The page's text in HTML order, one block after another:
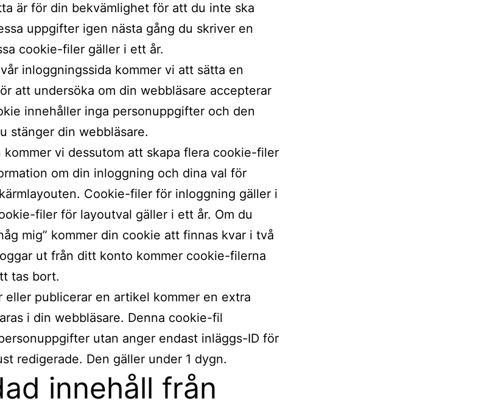
är för din bekvämlighet för att du inte ska
uppgifter igen nästa gång du skriver en
cookie-filer gäller i ett år.
inloggningssida kommer vi att sätta en
att undersöka om din webbläsare accepterar
innehåller inga personuppgifter och den
stänger din webbläsare.
kommer vi dessutom att skapa flera cookie-filer
om din inloggning och dina val för
Cookie-filer för inloggning gäller i
filer för layoutval gäller i ett år. Om du
mig” kommer din cookie att finnas kvar i två
ut från ditt konto kommer cookie-filerna
tas bort.
eller publicerar en artikel kommer en extra
i din webbläsare. Denna cookie-fil
utan anger endast inläggs-ID för
redigerade. Den gäller under 1 dygn.
innehåll från